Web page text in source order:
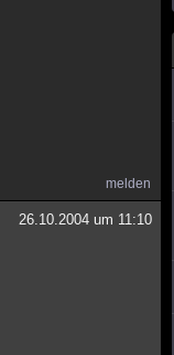
melden
26.10.2004 um 11:10